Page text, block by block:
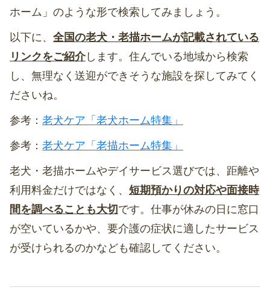
ホーム」のような形で検索してみましょう。
以下に、 全国の老犬・老描ホームが記載されている
リンクをご紹介します。住んでいる地域から検索
し、無理なく送迎ができそうな施設を探してみてく
ださいね。
参考： 老犬ケア「老犬ホーム特集」
参考： 老犬ケア「老描ホーム特集」
老犬・老描ホームやデイサービス選びでは、距離や
利用料金だけではなく、 短期預かりの対応や面接時
間を調べることも大切 です。仕事が休みの日に窓口
が空いているかや、要介護の症状に適したサービス
が受けられるのかなども確認してください。